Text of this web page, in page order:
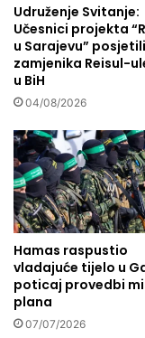
-
n
a
m
a
z
a
.
u
v
r
i
e
m
e
ž
e
i
d
b
e
Udruženje Svitanje:
Učesnici projekta
u Sarajevu” posjetili
zamjenika Reisul-
u BiH
04/08/2026
Hamas raspustio
vladajuće tijelo u
poticaj provedbi
plana
07/07/2026